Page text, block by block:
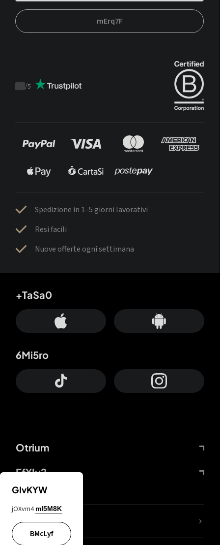
mErq7F
Trustpilot
/5
Spedizione in 1–5 giorni lavorativi
Resi facili
Nuove offerte ogni settimana
Otrium
FfYIy2
+TaSa0
6Mi5ro
Lj7sBL
GIvKYW
jOXvm4 mI5M8K
BMcLyf